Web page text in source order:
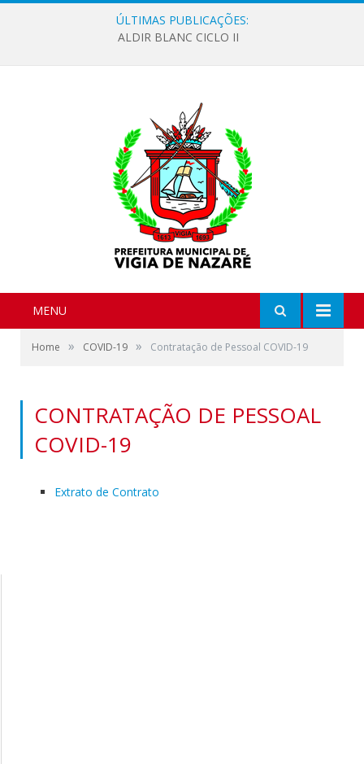
ÚLTIMAS PUBLICAÇÕES:
ALDIR BLANC CICLO II
MENU
Home » COVID-19 » Contratação de Pessoal COVID-19
CONTRATAÇÃO DE PESSOAL
COVID-19
Extrato de Contrato